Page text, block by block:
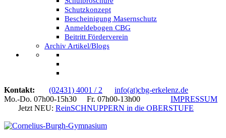
Schutzkonzept
Bescheinigung Masernschutz
Anmeldebogen CBG
Beitritt Förderverein
Archiv Artikel/Blogs
Kontakt: (02431) 4001 / 2
info(at)cbg-erkelenz.de
Mo.-Do. 07h00-15h30 Fr. 07h00-13h00 IMPRESSUM
Jetzt NEU: ReinSCHNUPPERN in die OBERSTUFE